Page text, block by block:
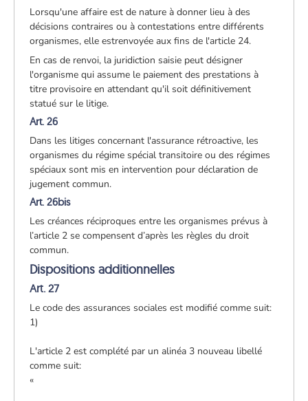
Lorsqu'une affaire est de nature à donner lieu à des
décisions contraires ou à contestations entre différents
organismes, elle estrenvoyée aux fins de l'article 24.
En cas de renvoi, la juridiction saisie peut désigner
l'organisme qui assume le paiement des prestations à
titre provisoire en attendant qu'il soit définitivement
statué sur le litige.
Art. 26
Dans les litiges concernant l'assurance rétroactive, les
organismes du régime spécial transitoire ou des régimes
spéciaux sont mis en intervention pour déclaration de
jugement commun.
Art. 26bis
Les créances réciproques entre les organismes prévus à
l’article 2 se compensent d’après les règles du droit
commun.
Dispositions additionnelles
Art. 27
Le code des assurances sociales est modifié comme suit:
1)
L'article 2 est complété par un alinéa 3 nouveau libellé
comme suit:
«